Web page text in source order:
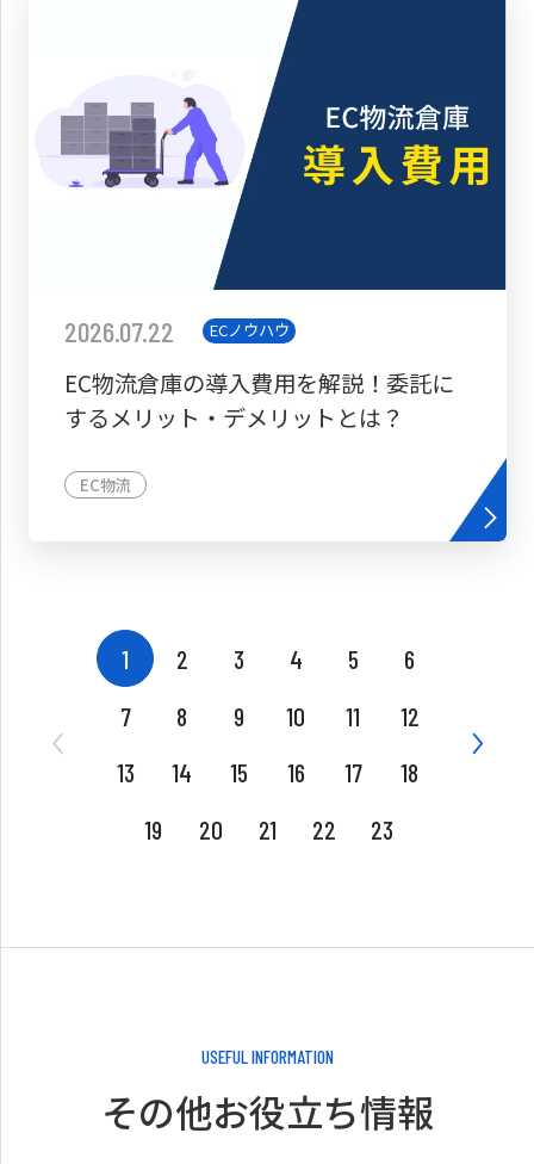
2026.07.22 ECノウハウ
EC物流倉庫の導入費用を解説！委託に
するメリット・デメリットとは？
EC物流
1 2 3 4 5
6
7
8 9 10 11
12
13
14 15 16 17
18
19
20 21 22 23
USEFUL INFORMATION
その他お役立ち情報